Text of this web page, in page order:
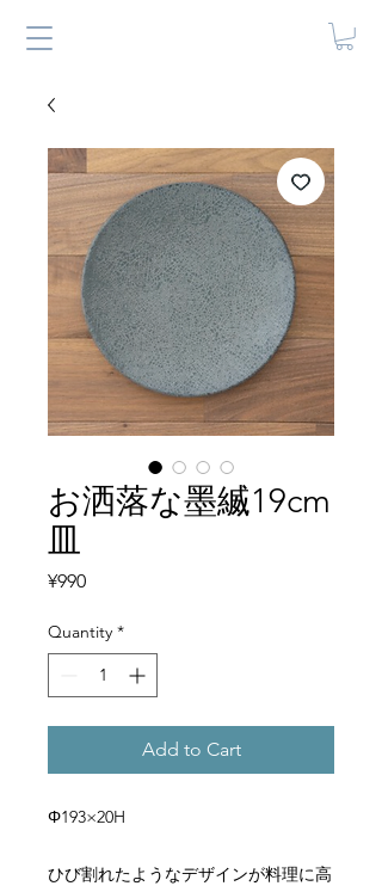
お洒落な墨縅19cm
皿
¥990Price
Quantity *
Add to Cart
Φ193×20H
ひび割れたようなデザインが料理に高